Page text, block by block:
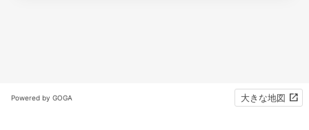
Powered by GOGA 大きな地図